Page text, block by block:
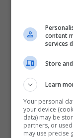
content
services
Store
Learn
Your personal
your device
data) may be
partners, or
may use precise